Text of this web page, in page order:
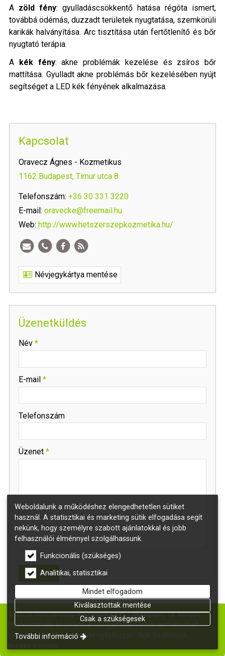
A zöld fény: gyulladáscsökkentő hatása régóta ismert,
továbbá ödémás, duzzadt területek nyugtatása, szemkörüli
karikák halványítása. Arc tisztítása után fertőtlenítő és bőr
nyugtató terápia.
A
kék fény: akne problémák kezelése és zsíros bőr
mattítása. Gyulladt akne problémás bőr kezelésében nyújt
segítséget a LED kék fényének alkalmazása.
Kapcsolat
Oravecz Ágnes - Kozmetikus
1162 Budapest, Timur utca 8.
Telefonszám: +36 30 331 3220
E-mail: oravecke@freemail.hu
Web: http://www.hetszerszepkozmetika.hu/
Névjegykártya mentése
Üzenetküldés
-
-
-
Név *
E-mail *
Telefonszám
Üzenet *
Elküld
© 2025 Hétszerszép Kozmetika Kft. - Budapest, 16. kerület -
Professzinális kozmetikai szolgáltatás Belico termékekkel!
Impresszum
Adatvédelmi nyilatkozat
Süti beállítások
Kreatív website
Weboldalunk a működéshez elengedhetetlen sütiket
használ. A statisztikai és marketing sütik elfogadása segít
nekünk, hogy személyre szabott ajánlatokkal és jobb
felhasználói élménnyel szolgálhassunk.
Funkcionális (szükséges)
Analitikai, statisztikai
Mindet elfogadom
Kiválasztottak mentése
Csak a szükségesek
További információ